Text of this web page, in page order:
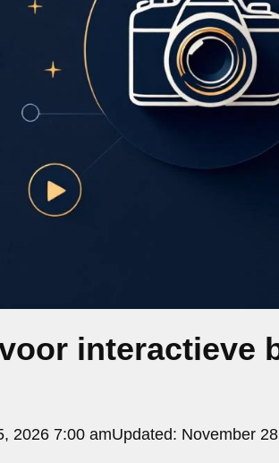
interactieve
2026 7:00 amUpdated: November